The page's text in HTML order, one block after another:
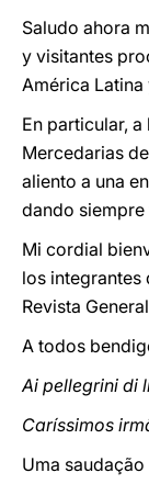
Saludo ahora
y visitantes
América Latina
En particular,
Mercedarias
aliento a una
dando
Mi cordial
los integrantes
Revista
A todos
Ai pellegrini di
Caríssimos
Uma